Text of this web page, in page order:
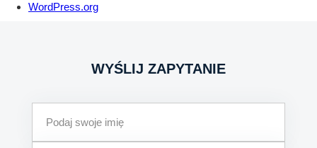
WordPress.org
WYŚLIJ ZAPYTANIE